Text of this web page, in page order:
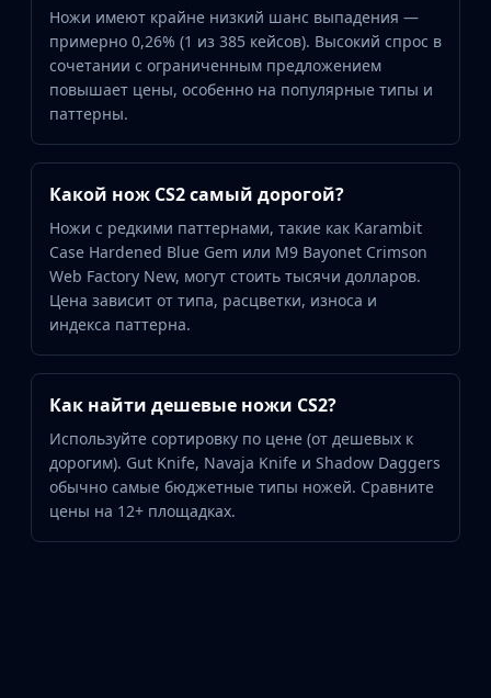
Ножи имеют крайне низкий шанс выпадения —
примерно 0,26% (1 из 385 кейсов). Высокий спрос в
сочетании с ограниченным предложением
повышает цены, особенно на популярные типы и
паттерны.
Какой нож CS2 самый дорогой?
Ножи с редкими паттернами, такие как Karambit
Case Hardened Blue Gem или M9 Bayonet Crimson
Web Factory New, могут стоить тысячи долларов.
Цена зависит от типа, расцветки, износа и
индекса паттерна.
Как найти дешевые ножи CS2?
Используйте сортировку по цене (от дешевых к
дорогим). Gut Knife, Navaja Knife и Shadow Daggers
обычно самые бюджетные типы ножей. Сравните
цены на 12+ площадках.